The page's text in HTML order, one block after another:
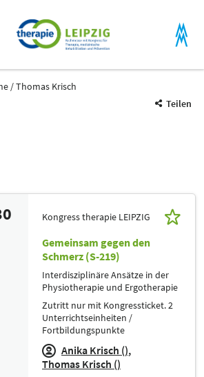
Thomas Krisch
Teilen
Kongress therapie LEIPZIG
Gemeinsam gegen den
Schmerz (S-219)
Interdisziplinäre Ansätze in der
Physiotherapie und Ergotherapie
Zutritt nur mit Kongressticket. 2
Unterrichtseinheiten /
Fortbildungspunkte
Anika Krisch ()
Thomas Krisch ()